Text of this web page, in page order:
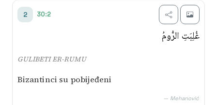
2 30:2
غُلِبَتِ الرُّومُ
GULIBETI ER-RUMU
Bizantinci su pobijeđeni
— Mehanović